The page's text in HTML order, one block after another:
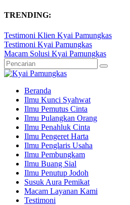
TRENDING:
Testimoni Klien Kyai Pamungkas
Testimoni Kyai Pamungkas
Macam Solusi Kyai Pamungkas
Beranda
Ilmu Kunci Syahwat
Ilmu Pemutus Cinta
Ilmu Pulangkan Orang
Ilmu Penahluk Cinta
Ilmu Pengeret Harta
Ilmu Penglaris Usaha
Ilmu Pembungkam
Ilmu Buang Sial
Ilmu Penutup Jodoh
Susuk Aura Pemikat
Macam Layanan Kami
Testimoni